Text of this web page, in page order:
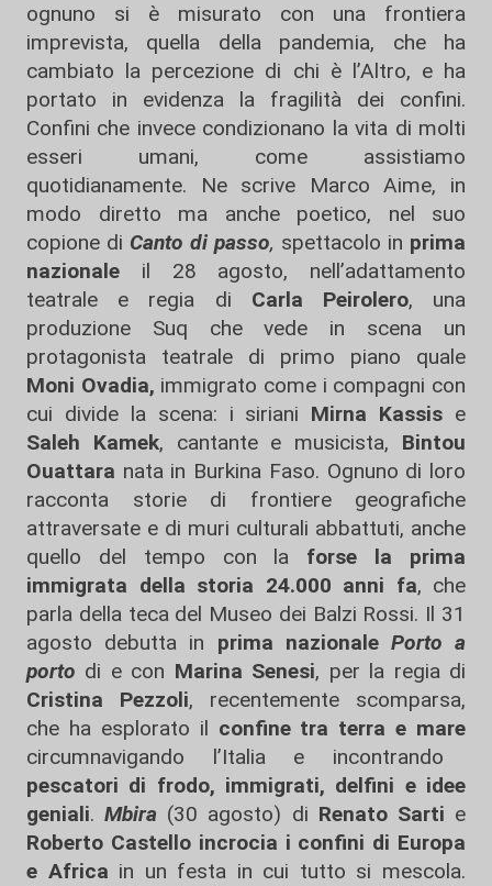
ognuno si è misurato con una frontiera
imprevista, quella della pandemia, che ha
cambiato la percezione di chi è l’Altro, e ha
portato in evidenza la fragilità dei confini.
Confini che invece condizionano la vita di molti
esseri umani, come assistiamo
quotidianamente. Ne scrive Marco Aime, in
modo diretto ma anche poetico, nel suo
copione di Canto di passo, spettacolo in prima
nazionale il 28 agosto, nell’adattamento
teatrale e regia di Carla Peirolero, una
produzione Suq che vede in scena un
protagonista teatrale di primo piano quale
Moni Ovadia, immigrato come i compagni con
cui divide la scena: i siriani Mirna Kassis e
Saleh Kamek, cantante e musicista, Bintou
Ouattara nata in Burkina Faso. Ognuno di loro
racconta storie di frontiere geografiche
attraversate e di muri culturali abbattuti, anche
quello del tempo con la forse la prima
immigrata della storia 24.000 anni fa, che
parla della teca del Museo dei Balzi Rossi. Il 31
agosto debutta in prima nazionale Porto a
porto di e con Marina Senesi, per la regia di
Cristina Pezzoli, recentemente scomparsa,
che ha esplorato il confine tra terra e mare
circumnavigando l’Italia e incontrando
pescatori di frodo, immigrati, delfini e idee
geniali.Mbira (30 agosto) di Renato Sarti e
Roberto Castello incrocia i confini di Europa
e Africa in un festa in cui tutto si mescola.